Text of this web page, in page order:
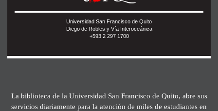
Universidad San Francisco de Quito
Diego de Robles y Vía Interoceánica
+593 2 297 1700
La biblioteca de la Universidad San Francisco de Quito, abre sus
servicios diariamente para la atención de miles de estudiantes en